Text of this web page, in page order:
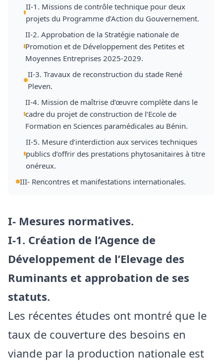
II-1. Missions de contrôle technique pour deux
projets du Programme d’Action du Gouvernement.
II-2. Approbation de la Stratégie nationale de
Promotion et de Développement des Petites et
Moyennes Entreprises 2025-2029.
II-3. Travaux de reconstruction du stade René
Pleven.
II-4. Mission de maîtrise d’œuvre complète dans le
cadre du projet de construction de l’Ecole de
Formation en Sciences paramédicales au Bénin.
II-5. Mesure d’interdiction aux services techniques
publics d’offrir des prestations phytosanitaires à titre
onéreux.
III- Rencontres et manifestations internationales.
I- Mesures normatives.
I-1. Création de l’Agence de
Développement de l’Elevage des
Ruminants et approbation de ses
statuts.
Les récentes études ont montré que le
taux de couverture des besoins en
viande par la production nationale est